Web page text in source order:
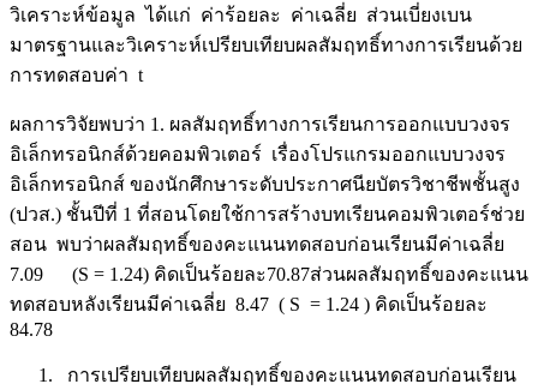
วิเคราะห์ข้อมูล ได้แก่ ค่าร้อยละ ค่าเฉลี่ย ส่วนเบี่ยงเบน
มาตรฐานและวิเคราะห์เปรียบเทียบผลสัมฤทธิ์ทางการเรียนด้วย
การทดสอบค่า t
ผลการวิจัยพบว่า 1. ผลสัมฤทธิ์ทางการเรียนการออกแบบวงจร
อิเล็กทรอนิกส์ด้วยคอมพิวเตอร์ เรื่องโปรแกรมออกแบบวงจร
อิเล็กทรอนิกส์ ของนักศึกษาระดับประกาศนียบัตรวิชาชีพชั้นสูง
(ปวส.) ชั้นปีที่ 1 ที่สอนโดยใช้การสร้างบทเรียนคอมพิวเตอร์ช่วย
สอน พบว่าผลสัมฤทธิ์ของคะแนนทดสอบก่อนเรียนมีค่าเฉลี่ย
7.09 (S = 1.24) คิดเป็นร้อยละ70.87ส่วนผลสัมฤทธิ์ของคะแนน
ทดสอบหลังเรียนมีค่าเฉลี่ย 8.47 ( S = 1.24 ) คิดเป็นร้อยละ
84.78
การเปรียบเทียบผลสัมฤทธิ์ของคะแนนทดสอบก่อนเรียน